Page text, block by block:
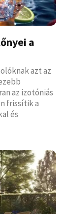
a
azt az
az izotóniás
frissítik a
és